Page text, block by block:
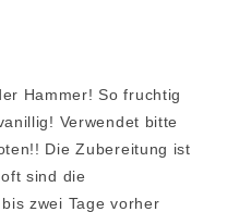
Hammer! So fruchtig
Verwendet bitte
Die Zubereitung ist
sind die
zwei Tage vorher